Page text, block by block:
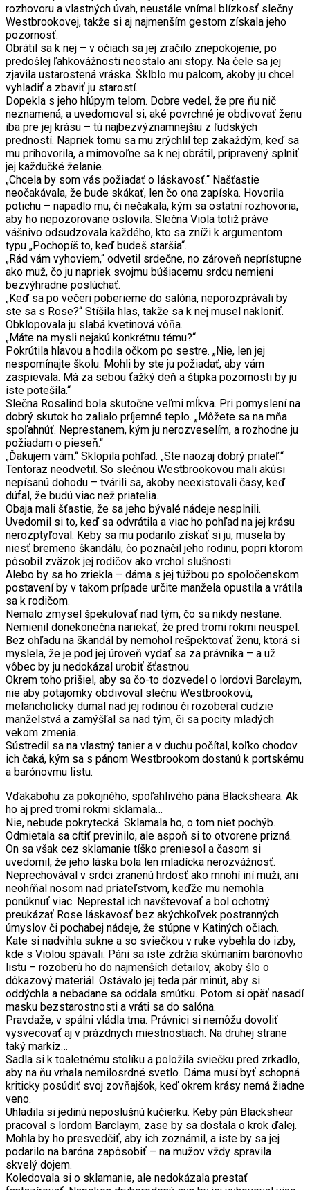
rozhovoru a vlastných úvah, neustále vnímal blízkosť slečny
Westbrookovej, takže si aj najmenším gestom získala jeho
pozornosť.
Obrátil sa k nej – v očiach sa jej zračilo znepokojenie, po
predošlej ľahkovážnosti neostalo ani stopy. Na čele sa jej
zjavila ustarostená vráska. Šklblo mu palcom, akoby ju chcel
vyhladiť a zbaviť ju starostí.
Dopekla s jeho hlúpym telom. Dobre vedel, že pre ňu nič
neznamená, a uvedomoval si, aké povrchné je obdivovať ženu
iba pre jej krásu – tú najbezvýznamnejšiu z ľudských
predností. Napriek tomu sa mu zrýchlil tep zakaždým, keď sa
mu prihovorila, a mimovoľne sa k nej obrátil, pripravený splniť
jej každučké želanie.
„Chcela by som vás požiadať o láskavosť.“ Našťastie
neočakávala, že bude skákať, len čo ona zapíska. Hovorila
potichu – napadlo mu, či nečakala, kým sa ostatní rozhovoria,
aby ho nepozorovane oslovila. Slečna Viola totiž práve
vášnivo odsudzovala každého, kto sa zníži k argumentom
typu „Pochopíš to, keď budeš staršia“.
„Rád vám vyhoviem,“ odvetil srdečne, no zároveň neprístupne
ako muž, čo ju napriek svojmu búšiacemu srdcu nemieni
bezvýhradne poslúchať.
„Keď sa po večeri poberieme do salóna, neporozprávali by
ste sa s Rose?“ Stíšila hlas, takže sa k nej musel nakloniť.
Obklopovala ju slabá kvetinová vôňa.
„Máte na mysli nejakú konkrétnu tému?“
Pokrútila hlavou a hodila očkom po sestre. „Nie, len jej
nespomínajte školu. Mohli by ste ju požiadať, aby vám
zaspievala. Má za sebou ťažký deň a štipka pozornosti by ju
iste potešila.“
Slečna Rosalind bola skutočne veľmi mĺkva. Pri pomyslení na
dobrý skutok ho zalialo príjemné teplo. „Môžete sa na mňa
spoľahnúť. Neprestanem, kým ju nerozveselím, a rozhodne ju
požiadam o pieseň.“
„Ďakujem vám.“ Sklopila pohľad. „Ste naozaj dobrý priateľ.“
Tentoraz neodvetil. So slečnou Westbrookovou mali akúsi
nepísanú dohodu – tvárili sa, akoby neexistovali časy, keď
dúfal, že budú viac než priatelia.
Obaja mali šťastie, že sa jeho bývalé nádeje nesplnili.
Uvedomil si to, keď sa odvrátila a viac ho pohľad na jej krásu
nerozptyľoval. Keby sa mu podarilo získať si ju, musela by
niesť bremeno škandálu, čo poznačil jeho rodinu, popri ktorom
pôsobil zväzok jej rodičov ako vrchol slušnosti.
Alebo by sa ho zriekla – dáma s jej túžbou po spoločenskom
postavení by v takom prípade určite manžela opustila a vrátila
sa k rodičom.
Nemalo zmysel špekulovať nad tým, čo sa nikdy nestane.
Nemienil donekonečna nariekať, že pred tromi rokmi neuspel.
Bez ohľadu na škandál by nemohol rešpektovať ženu, ktorá si
myslela, že je pod jej úroveň vydať sa za právnika – a už
vôbec by ju nedokázal urobiť šťastnou.
Okrem toho prišiel, aby sa čo-to dozvedel o lordovi Barclaym,
nie aby potajomky obdivoval slečnu Westbrookovú,
melancholicky dumal nad jej rodinou či rozoberal cudzie
manželstvá a zamýšľal sa nad tým, či sa pocity mladých
vekom zmenia.
Sústredil sa na vlastný tanier a v duchu počítal, koľko chodov
ich čaká, kým sa s pánom Westbrookom dostanú k portskému
a barónovmu listu.
Vďakabohu za pokojného, spoľahlivého pána Blacksheara. Ak
ho aj pred tromi rokmi sklamala…
Nie, nebude pokrytecká. Sklamala ho, o tom niet pochýb.
Odmietala sa cítiť previnilo, ale aspoň si to otvorene prizná.
On sa však cez sklamanie tíško preniesol a časom si
uvedomil, že jeho láska bola len mladícka nerozvážnosť.
Neprechovával v srdci zranenú hrdosť ako mnohí iní muži, ani
neohŕňal nosom nad priateľstvom, keďže mu nemohla
ponúknuť viac. Neprestal ich navštevovať a bol ochotný
preukázať Rose láskavosť bez akýchkoľvek postranných
úmyslov či pochabej nádeje, že stúpne v Katiných očiach.
Kate si nadvihla sukne a so sviečkou v ruke vybehla do izby,
kde s Violou spávali. Páni sa iste zdržia skúmaním barónovho
listu – rozoberú ho do najmenších detailov, akoby šlo o
dôkazový materiál. Ostávalo jej teda pár minút, aby si
oddýchla a nebadane sa oddala smútku. Potom si opäť nasadí
masku bezstarostnosti a vráti sa do salóna.
Pravdaže, v spálni vládla tma. Právnici si nemôžu dovoliť
vysvecovať aj v prázdnych miestnostiach. Na druhej strane
taký markíz…
Sadla si k toaletnému stolíku a položila sviečku pred zrkadlo,
aby na ňu vrhala nemilosrdné svetlo. Dáma musí byť schopná
kriticky posúdiť svoj zovňajšok, keď okrem krásy nemá žiadne
veno.
Uhladila si jedinú neposlušnú kučierku. Keby pán Blackshear
pracoval s lordom Barclaym, zase by sa dostala o krok ďalej.
Mohla by ho presvedčiť, aby ich zoznámil, a iste by sa jej
podarilo na baróna zapôsobiť – na mužov vždy spravila
skvelý dojem.
Koledovala si o sklamanie, ale nedokázala prestať